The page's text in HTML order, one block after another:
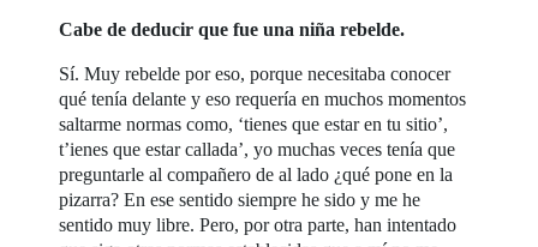
Cabe de deducir que fue una niña rebelde.
Sí. Muy rebelde por eso, porque necesitaba conocer
qué tenía delante y eso requería en muchos momentos
saltarme normas como, ‘tienes que estar en tu sitio’,
t’ienes que estar callada’, yo muchas veces tenía que
preguntarle al compañero de al lado ¿qué pone en la
pizarra? En ese sentido siempre he sido y me he
sentido muy libre. Pero, por otra parte, han intentado